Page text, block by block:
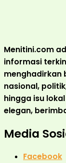
Menitini.com
informasi
menghadirkan
nasional,
hingga isu
elegan,
Media
Facebook